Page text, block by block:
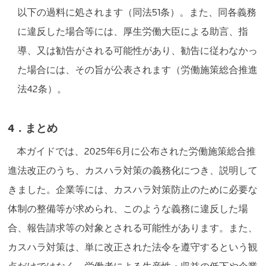
以下の過料に処されます（同法51条）。また、同各義務
に違反した場合等には、厚生労働大臣による助言、指
導、又は勧告がされる可能性があり、勧告に従わなかっ
た場合には、その旨が公表されます（労働施策総合推進
法42条）。
4．まとめ
本ガイドでは、2025年6月に公布された労働施策総合推
進法改正のうち、カスハラ対策の義務化につき、説明して
きました。企業等には、カスハラ対策防止のために必要な
体制の整備等が求められ、このような義務に違反した場
合、報告請求等の対象とされる可能性があります。また、
カスハラ対策は、単に改正された法令を遵守するという観